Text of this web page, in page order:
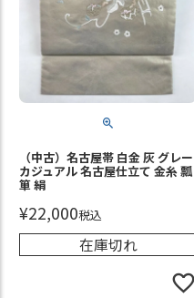
（中古）名古屋帯 白金 灰 グレー
カジュアル 名古屋仕立て 金糸 瓢
箪 絹
¥22,000税込
在庫切れ